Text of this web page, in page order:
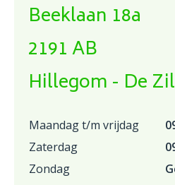
Beeklaan 18a
2191 AB
Hillegom - De
Maandag t/m vrijdag
Zaterdag
Zondag